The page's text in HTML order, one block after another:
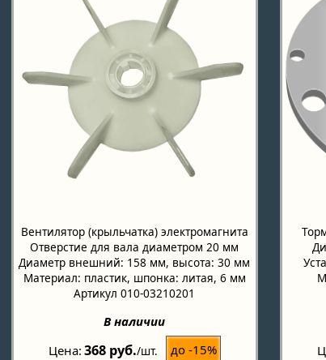
Вентилятор (крыльчатка) электромагнита
Отверстие для вала диаметром 20 мм
Диаметр внешний: 158 мм, высота: 30 мм
Материал: пластик, шпонка: литая, 6 мм
Артикул 010-03210201
В наличии
Цена 368 руб./шт. до -15%